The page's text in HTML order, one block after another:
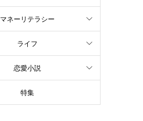
マネーリテラシー
ライフ
恋愛小説
特集